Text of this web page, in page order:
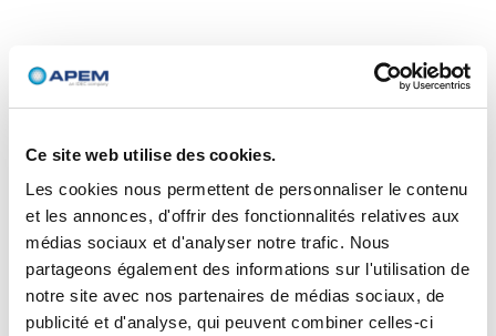
Ce site web utilise des cookies.
Les cookies nous permettent de personnaliser le contenu
et les annonces, d'offrir des fonctionnalités relatives aux
médias sociaux et d'analyser notre trafic. Nous
partageons également des informations sur l'utilisation de
notre site avec nos partenaires de médias sociaux, de
publicité et d'analyse, qui peuvent combiner celles-ci